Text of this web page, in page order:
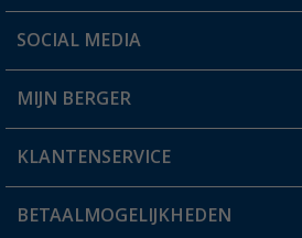
Een vraag?
Winkel vinden
SOCIAL MEDIA
MIJN BERGER
Mijn account
Status bestelling
KLANTENSERVICE
FAQ & Contact
BETAALMOGELIJKHEDEN